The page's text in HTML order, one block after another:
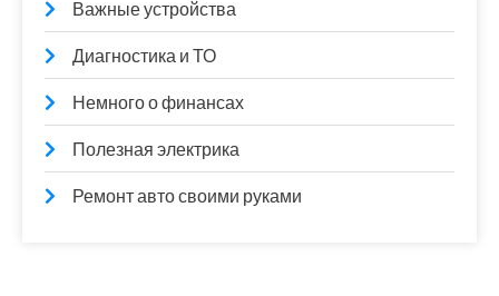
Важные устройства
Диагностика и ТО
Немного о финансах
Полезная электрика
Ремонт авто своими руками